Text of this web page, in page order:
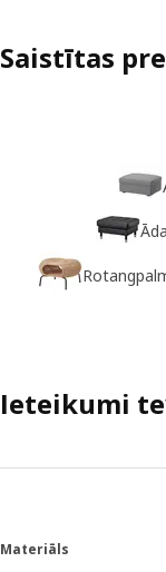
Saistītas
Ieteikumi
Materiāls